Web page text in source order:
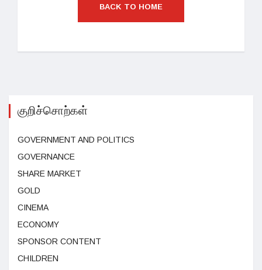
BACK TO HOME
குறிச்சொற்கள்
GOVERNMENT AND POLITICS
GOVERNANCE
SHARE MARKET
GOLD
CINEMA
ECONOMY
SPONSOR CONTENT
CHILDREN